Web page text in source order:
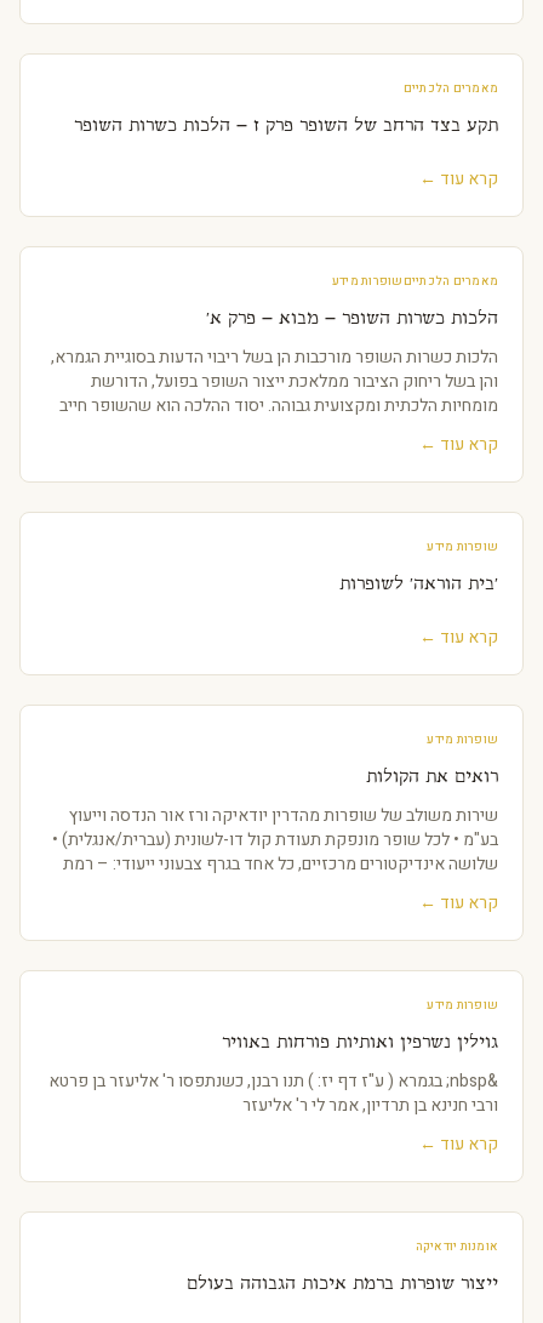
מאמרים הלכתיים
תקע בצד הרחב של השופר פרק ז – הלכות כשרות השופר
קרא עוד ←
מאמרים הלכתייםשופרות מידע
הלכות כשרות השופר – מבוא – פרק א'
הלכות כשרות השופר מורכבות הן בשל ריבוי הדעות בסוגיית הגמרא,
והן בשל ריחוק הציבור ממלאכת ייצור השופר בפועל, הדורשת
מומחיות הלכתית ומקצועית גבוהה. יסוד ההלכה הוא שהשופר חייב
קרא עוד ←
שופרות מידע
'בית הוראה' לשופרות
קרא עוד ←
שופרות מידע
רואים את הקולות
שירות משולב של שופרות מהדרין יודאיקה ורז אור הנדסה וייעוץ
בע"מ • לכל שופר מונפקת תעודת קול דו-לשונית (עברית/אנגלית) •
שלושה אינדיקטורים מרכזיים, כל אחד בגרף צבעוני ייעודי: – רמת
קרא עוד ←
שופרות מידע
גוילין נשרפין ואותיות פורחות באוויר
&nbsp; בגמרא ( ע"ז דף יז: ) תנו רבנן, כשנתפסו ר' אליעזר בן פרטא
ורבי חנינא בן תרדיון, אמר לי ר' אליעזר
קרא עוד ←
אומנות יודאיקה
ייצור שופרות ברמת איכות הגבוהה בעולם